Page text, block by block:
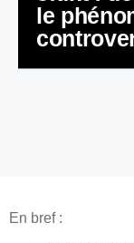
le
En bref :